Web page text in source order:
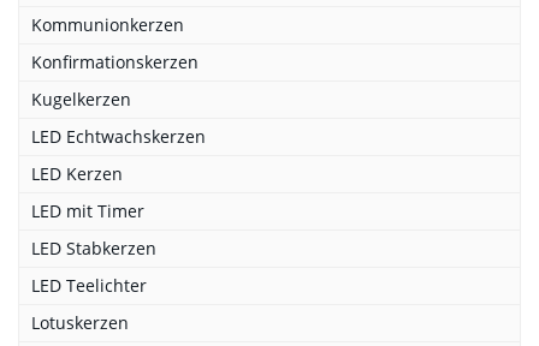
Kommunionkerzen
Konfirmationskerzen
Kugelkerzen
LED Echtwachskerzen
LED Kerzen
LED mit Timer
LED Stabkerzen
LED Teelichter
Lotuskerzen